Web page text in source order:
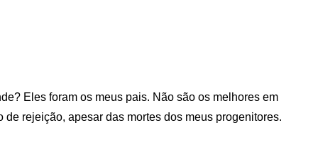
Eles foram os meus pais. Não são os melhores em
rejeição, apesar das mortes dos meus progenitores.